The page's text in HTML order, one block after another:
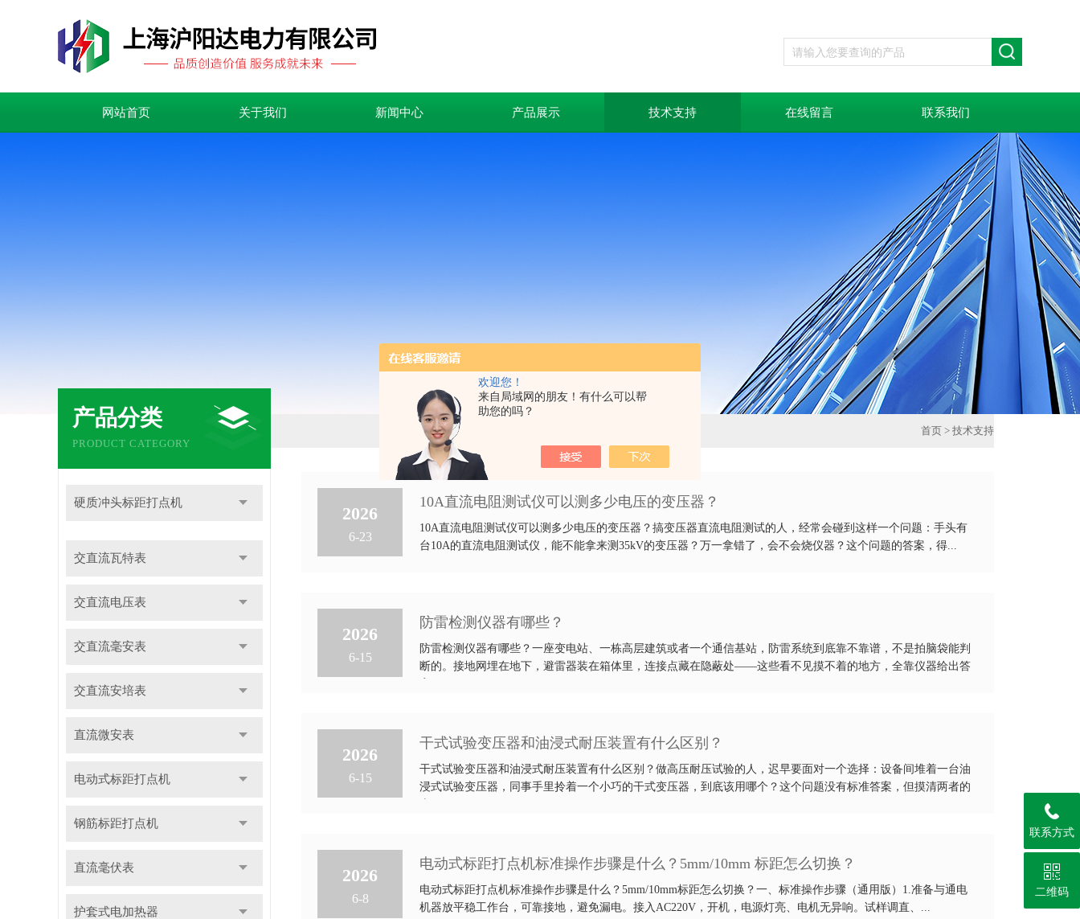
欢迎您！
来自局域网的朋友！有什么可以帮
助您的吗？
网站首页 关于我们 新闻中心 产品展示 技术支持 在线留言 联系我们
产品分类
PRODUCT CATEGORY
硬质冲头标距打点机
交直流瓦特表
交直流电压表
交直流毫安表
交直流安培表
直流微安表
电动式标距打点机
钢筋标距打点机
直流毫伏表
护套式电加热器
首页 > 技术支持
2026
6-23
10A直流电阻测试仪可以测多少电压的变压器？
10A直流电阻测试仪可以测多少电压的变压器？搞变压器直流电阻测试的人，经常会碰到这样一个问题：手头有
台10A的直流电阻测试仪，能不能拿来测35kV的变压器？万一拿错了，会不会烧仪器？这个问题的答案，得...
2026
6-15
防雷检测仪器有哪些？
防雷检测仪器有哪些？一座变电站、一栋高层建筑或者一个通信基站，防雷系统到底靠不靠谱，不是拍脑袋能判
断的。接地网埋在地下，避雷器装在箱体里，连接点藏在隐蔽处——这些看不见摸不着的地方，全靠仪器给出答
2026
6-15
干式试验变压器和油浸式耐压装置有什么区别？
干式试验变压器和油浸式耐压装置有什么区别？做高压耐压试验的人，迟早要面对一个选择：设备间堆着一台油
浸式试验变压器，同事手里拎着一个小巧的干式变压器，到底该用哪个？这个问题没有标准答案，但摸清两者的
2026
6-8
电动式标距打点机标准操作步骤是什么？5mm/10mm 标距怎么切换？
电动式标距打点机标准操作步骤是什么？5mm/10mm标距怎么切换？一、标准操作步骤（通用版）1.准备与通电
机器放平稳工作台，可靠接地，避免漏电。接入AC220V，开机，电源灯亮、电机无异响。试样调直、...
联系方式
二维码